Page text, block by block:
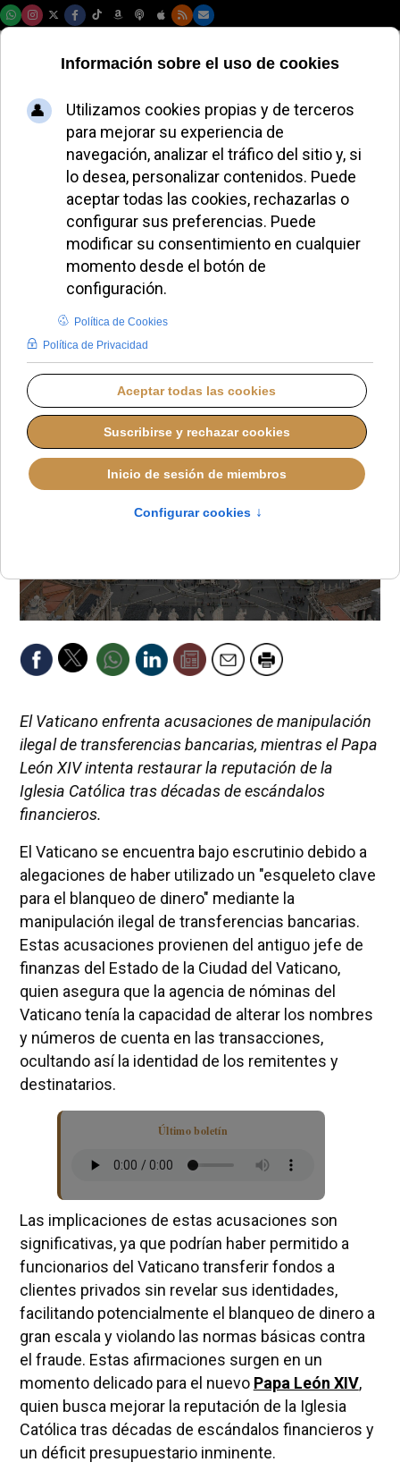
León XIV enfrenta
una crisis por
acusaciones de
blanqueo en el
Vaticano
El Vaticano enfrenta acusaciones de manipulación
ilegal de transferencias bancarias, mientras el Papa
León XIV intenta restaurar la reputación de la
Iglesia Católica tras décadas de escándalos
financieros.
El Vaticano se encuentra bajo escrutinio debido a
alegaciones de haber utilizado un "esqueleto clave
para el blanqueo de dinero" mediante la
manipulación ilegal de transferencias bancarias.
Estas acusaciones provienen del antiguo jefe de
finanzas del Estado de la Ciudad del Vaticano,
quien asegura que la agencia de nóminas del
Vaticano tenía la capacidad de alterar los nombres
y números de cuenta en las transacciones,
ocultando así la identidad de los remitentes y
destinatarios.
Último boletín
Las implicaciones de estas acusaciones son
significativas, ya que podrían haber permitido a
funcionarios del Vaticano transferir fondos a
clientes privados sin revelar sus identidades,
facilitando potencialmente el blanqueo de dinero a
gran escala y violando las normas básicas contra
el fraude. Estas afirmaciones surgen en un
momento delicado para el nuevo Papa León XIV,
quien busca mejorar la reputación de la Iglesia
Católica tras décadas de escándalos financieros y
un déficit presupuestario inminente.